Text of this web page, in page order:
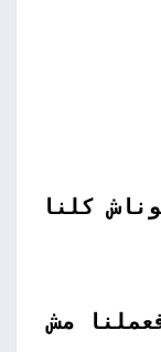
كلنا
مش